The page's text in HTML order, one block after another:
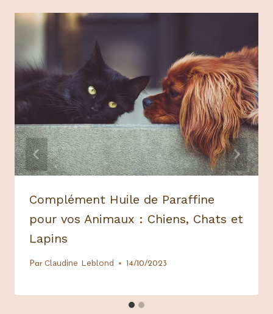
Complément Huile de Paraffine
pour vos Animaux : Chiens, Chats et
Lapins
Par Claudine Leblond 14/10/2023